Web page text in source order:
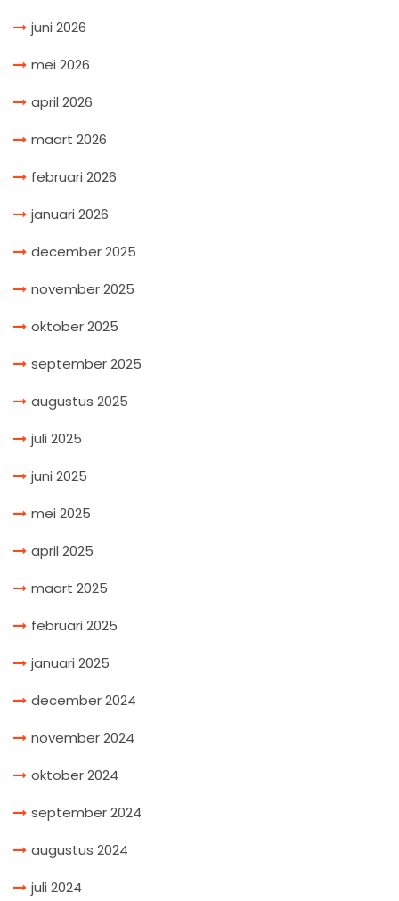
juni 2026
mei 2026
april 2026
maart 2026
februari 2026
januari 2026
december 2025
november 2025
oktober 2025
september 2025
augustus 2025
juli 2025
juni 2025
mei 2025
april 2025
maart 2025
februari 2025
januari 2025
december 2024
november 2024
oktober 2024
september 2024
augustus 2024
juli 2024